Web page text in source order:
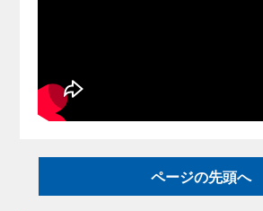
ページの先頭へ